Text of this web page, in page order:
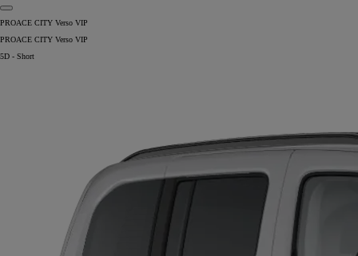
PROACE CITY Verso VIP
PROACE CITY Verso VIP
5D - Short